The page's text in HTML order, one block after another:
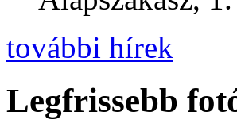
további hírek
Legfrissebb